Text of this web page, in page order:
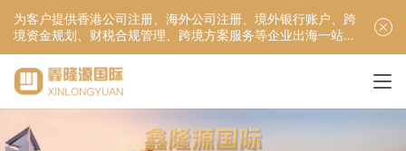
为客户提供香港公司注册、海外公司注册、境外银行账户、跨
境资金规划、财税合规管理、跨境方案服务等企业出海一站式
服务！